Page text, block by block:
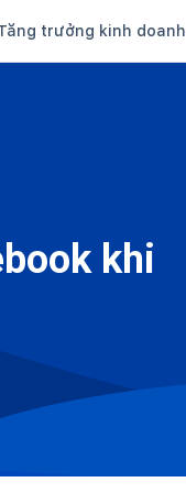
trưởng kinh doanh
khi